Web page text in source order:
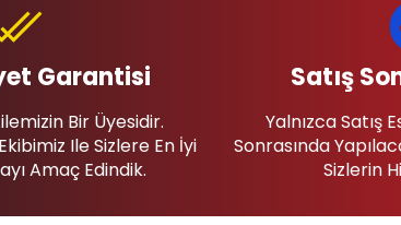
Garantisi
Bir Üyesidir.
Ile Sizlere En İyi
Amaç Edindik.
Satış
Yalnızca Satış
Sonrasında
Sizlerin